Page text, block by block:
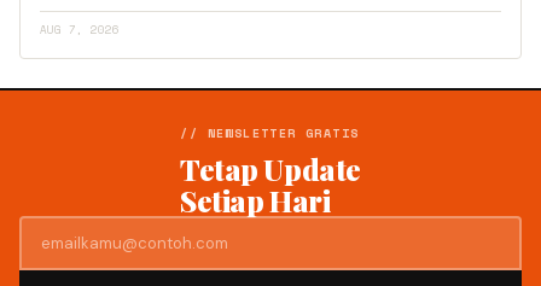
AUG 7, 2026
// NEWSLETTER GRATIS
Tetap Update
Setiap Hari